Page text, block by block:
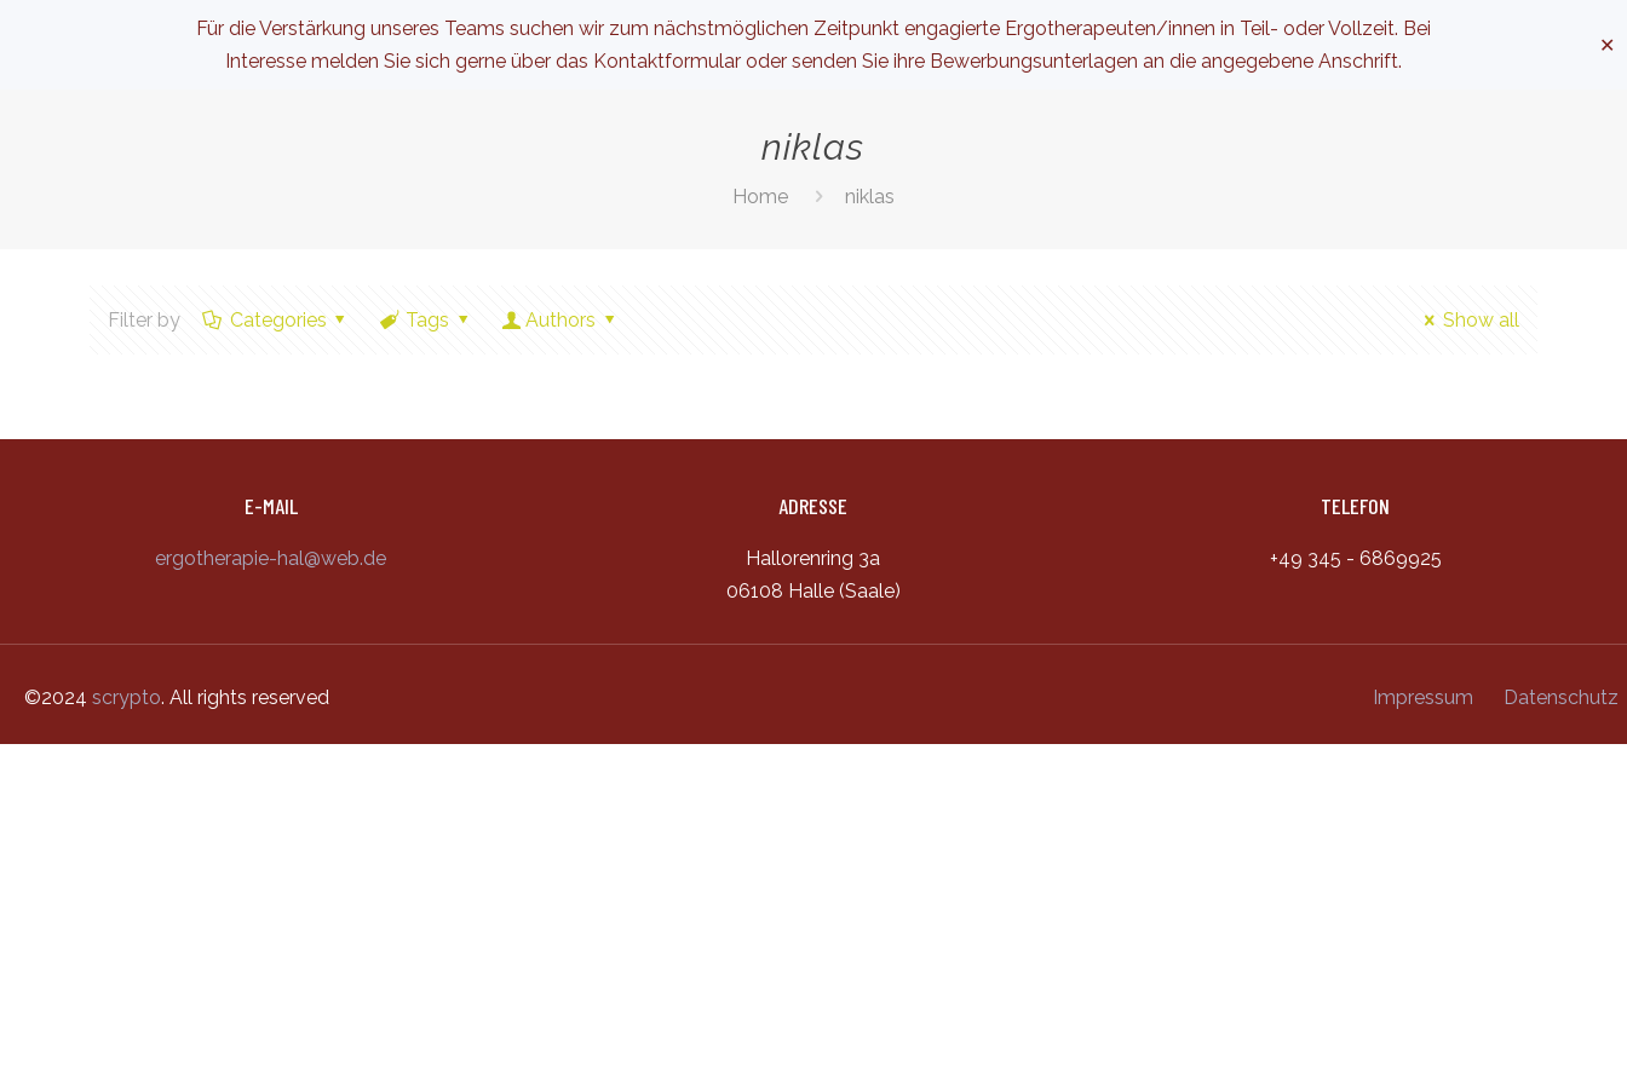
Für die Verstärkung unseres Teams suchen wir zum nächstmöglichen Zeitpunkt engagierte Ergotherapeuten/innen in Teil- oder Vollzeit. Bei
Interesse melden Sie sich gerne über das Kontaktformular oder senden Sie ihre Bewerbungsunterlagen an die angegebene Anschrift.
✕
niklas
Home niklas
Filter by Categories Tags Authors Show all
E-MAIL
ergotherapie-hal@web.de
ADRESSE
Hallorenring 3a
06108 Halle (Saale)
TELEFON
+49 345 - 6869925
©2024 scrypto. All rights reserved Impressum Datenschutz